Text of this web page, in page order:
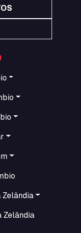
Zelândia
Zelândia